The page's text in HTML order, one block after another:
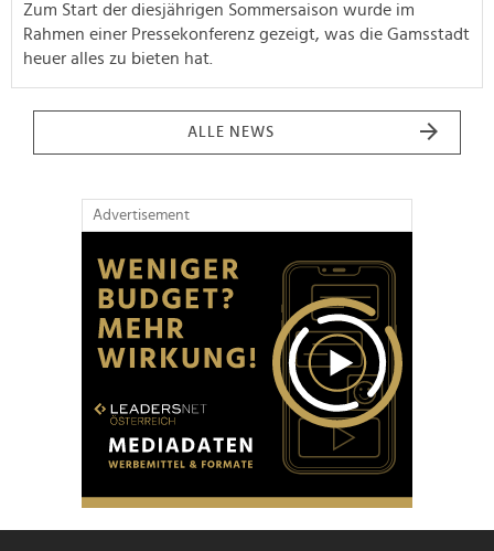
Zum Start der diesjährigen Sommersaison wurde im
Rahmen einer Pressekonferenz gezeigt, was die Gamsstadt
heuer alles zu bieten hat.
ALLE NEWS
Advertisement